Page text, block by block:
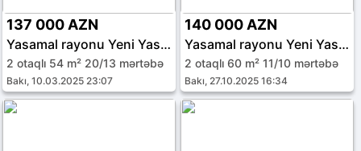
137 000 AZN
Yasamal rayonu Yeni Yasamal qəs.
2 otaqlı 54 m² 20/13 mərtəbə
Bakı, 10.03.2025 23:07
140 000 AZN
Yasamal rayonu Yeni Yasamal qəs.
2 otaqlı 60 m² 11/10 mərtəbə
Bakı, 27.10.2025 16:34